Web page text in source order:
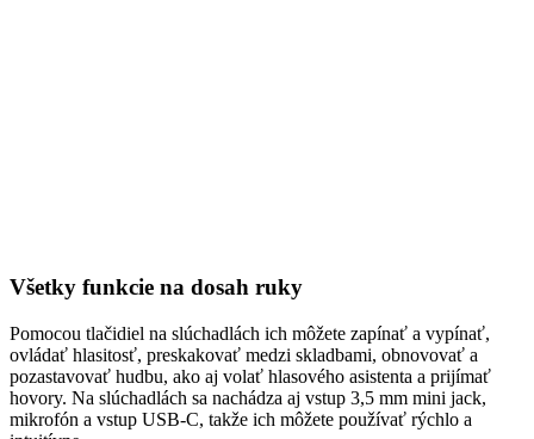
Všetky funkcie na dosah ruky
Pomocou tlačidiel na slúchadlách ich môžete zapínať a vypínať,
ovládať hlasitosť, preskakovať medzi skladbami, obnovovať a
pozastavovať hudbu, ako aj volať hlasového asistenta a prijímať
hovory. Na slúchadlách sa nachádza aj vstup 3,5 mm mini jack,
mikrofón a vstup USB-C, takže ich môžete používať rýchlo a